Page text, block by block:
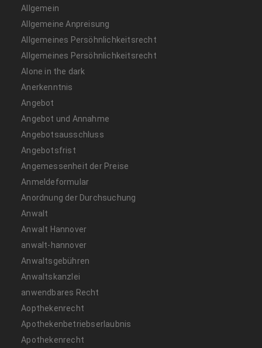
Allgemein
Allgemeine Anpreisung
Allgemeines Persöhnlichkeitsrecht
Allgemeines Persöhnlichkeitsrecht
Alone in the dark
Anerkenntnis
Angebot
Angebot und Annahme
Angebotsausschluss
Angebotsfrist
Angemessenheit der Preise
Anmeldeformular
Anordnung der Durchsuchung
Anwalt
Anwalt Hannover
anwalt-hannover
Anwaltsgebühren
Anwaltskanzlei
anwendbares Recht
Aopthekenrecht
Apothekenbetriebserlaubnis
Apothekenrecht